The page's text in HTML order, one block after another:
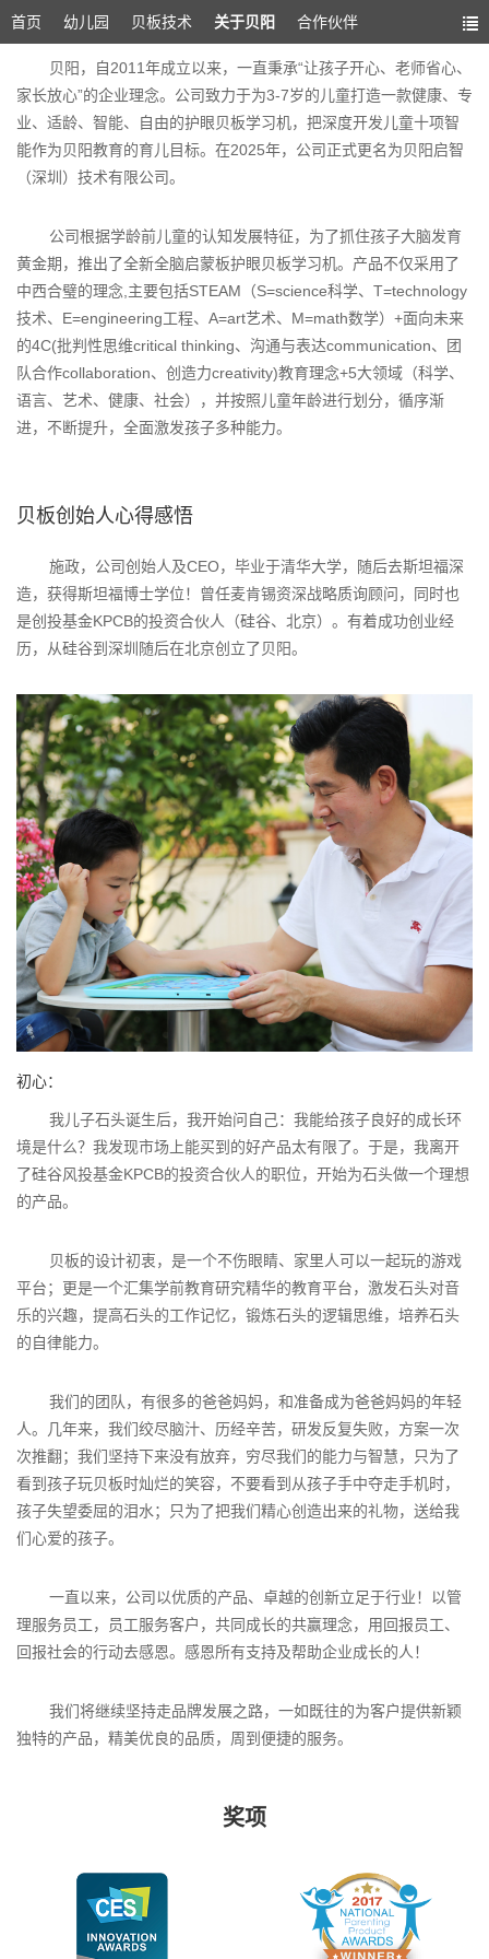
首页 幼儿园 贝板技术 关于贝阳 合作伙伴
贝阳，自2011年成立以来，一直秉承“让孩子开心、老师省心、
家长放心”的企业理念。公司致力于为3-7岁的儿童打造一款健康、专
业、适龄、智能、自由的护眼贝板学习机，把深度开发儿童十项智
能作为贝阳教育的育儿目标。在2025年，公司正式更名为贝阳启智
（深圳）技术有限公司。
公司根据学龄前儿童的认知发展特征，为了抓住孩子大脑发育
黄金期，推出了全新全脑启蒙板护眼贝板学习机。产品不仅采用了
中西合璧的理念,主要包括STEAM（S=science科学、T=technology
技术、E=engineering工程、A=art艺术、M=math数学）+面向未来
的4C(批判性思维critical thinking、沟通与表达communication、团
队合作collaboration、创造力creativity)教育理念+5大领域（科学、
语言、艺术、健康、社会），并按照儿童年龄进行划分，循序渐
进，不断提升，全面激发孩子多种能力。
贝板创始人心得感悟
施政，公司创始人及CEO，毕业于清华大学，随后去斯坦福深
造，获得斯坦福博士学位！曾任麦肯锡资深战略质询顾问，同时也
是创投基金KPCB的投资合伙人（硅谷、北京）。有着成功创业经
历，从硅谷到深圳随后在北京创立了贝阳。
初心：
我儿子石头诞生后，我开始问自己：我能给孩子良好的成长环
境是什么？我发现市场上能买到的好产品太有限了。于是，我离开
了硅谷风投基金KPCB的投资合伙人的职位，开始为石头做一个理想
的产品。
贝板的设计初衷，是一个不伤眼睛、家里人可以一起玩的游戏
平台；更是一个汇集学前教育研究精华的教育平台，激发石头对音
乐的兴趣，提高石头的工作记忆，锻炼石头的逻辑思维，培养石头
的自律能力。
我们的团队，有很多的爸爸妈妈，和准备成为爸爸妈妈的年轻
人。几年来，我们绞尽脑汁、历经辛苦，研发反复失败，方案一次
次推翻；我们坚持下来没有放弃，穷尽我们的能力与智慧，只为了
看到孩子玩贝板时灿烂的笑容，不要看到从孩子手中夺走手机时，
孩子失望委屈的泪水；只为了把我们精心创造出来的礼物，送给我
们心爱的孩子。
一直以来，公司以优质的产品、卓越的创新立足于行业！以管
理服务员工，员工服务客户，共同成长的共赢理念，用回报员工、
回报社会的行动去感恩。感恩所有支持及帮助企业成长的人！
我们将继续坚持走品牌发展之路，一如既往的为客户提供新颖
独特的产品，精美优良的品质，周到便捷的服务。
奖项